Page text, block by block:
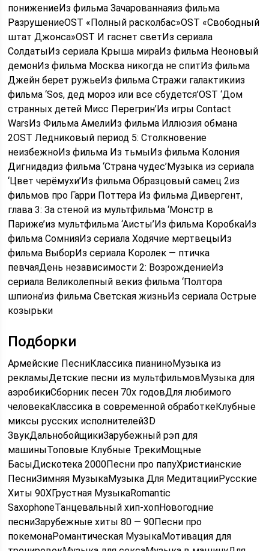
понижениеИз фильма Зачарованнаяиз фильма
РазрушениеOST «Полный расколбас»OST «Свободный
штат Джонса»OST И гаснет светИз сериала
СолдатыИз сериала Крыша мираИз фильма Неоновый
демонИз фильма Москва никогда не спитИз фильма
Джейн берет ружьеИз фильма Стражи галактикииз
фильма ‘Sos, дед мороз или все сбудется’OST ‘Дом
странных детей Мисс Перегрин’Из игры Contact
WarsИз Фильма АмелиИз фильма Иллюзия обмана
2OST Ледниковый период 5: Столкновение
неизбежноИз фильма Из тьмыИз фильма Колония
Дигнидадиз фильма ‘Страна чудес’Музыка из сериала
‘Цвет черёмухи’Из фильма Образцовый самец 2из
фильмов про Гарри Поттера Из фильма Дивергент,
глава 3: За стеной из мультфильма ‘Монстр в
Париже’из мультфильма ‘Аисты’Из фильма КоробкаИз
фильма СомнияИз сериала Ходячие мертвецыИз
фильма ВыборИз сериала Королек — птичка
певчаяДень независимости 2: ВозрождениеИз
сериала Великолепный векиз фильма ‘Полтора
шпиона’из фильма Светская жизньИз сериала Острые
козырьки
Подборки
Армейские ПесниКлассика пианиноМузыка из
рекламыДетские песни из мультфильмовМузыка для
аэробикиСборник песен 70х годовДля любимого
человекаКлассика в современной обработкеКлубные
миксы русских исполнителей3D
ЗвукДальнобойщикиЗарубежный рэп для
машиныТоповые Клубные ТрекиМощные
БасыДискотека 2000Песни про папуХристианские
ПесниЗимняя МузыкаМузыка Для МедитацииРусские
Хиты 90ХГрустная МузыкаRomantic
SaxophoneТанцевальный хип-хопНовогодние
песниЗарубежные хиты 80 — 90Песни про
покемонаРомантическая МузыкаМотивация для